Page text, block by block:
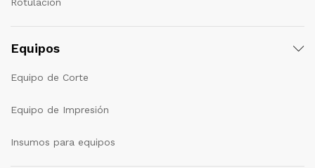
Equipos
Equipo de Corte
Equipo de Impresión
Insumos para equipos